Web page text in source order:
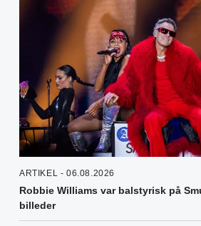
ARTIKEL - 06.08.2026
Robbie Williams var balstyrisk på
billeder